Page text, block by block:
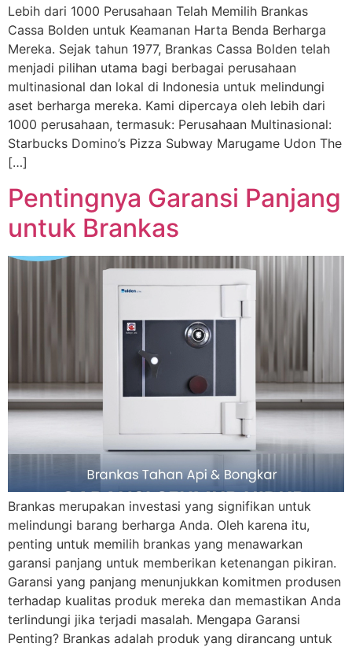
Lebih dari 1000 Perusahaan Telah Memilih Brankas
Cassa Bolden untuk Keamanan Harta Benda Berharga
Mereka. Sejak tahun 1977, Brankas Cassa Bolden telah
menjadi pilihan utama bagi berbagai perusahaan
multinasional dan lokal di Indonesia untuk melindungi
aset berharga mereka. Kami dipercaya oleh lebih dari
1000 perusahaan, termasuk: Perusahaan Multinasional:
Starbucks Domino’s Pizza Subway Marugame Udon The
[…]
Pentingnya Garansi Panjang
untuk Brankas
Brankas merupakan investasi yang signifikan untuk
melindungi barang berharga Anda. Oleh karena itu,
penting untuk memilih brankas yang menawarkan
garansi panjang untuk memberikan ketenangan pikiran.
Garansi yang panjang menunjukkan komitmen produsen
terhadap kualitas produk mereka dan memastikan Anda
terlindungi jika terjadi masalah. Mengapa Garansi
Penting? Brankas adalah produk yang dirancang untuk